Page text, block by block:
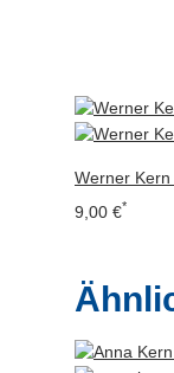
Werner
9,00 €*